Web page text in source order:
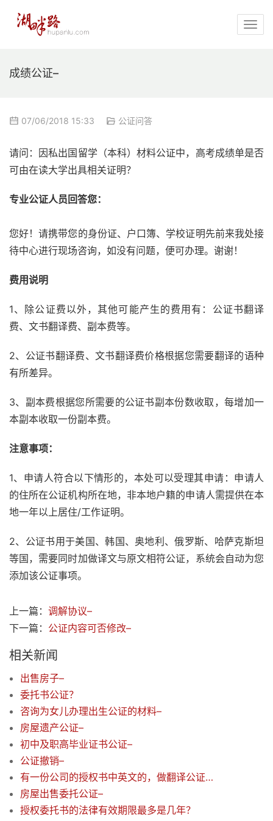
成绩公证–
07/06/2018 15:33 公证问答
请问：因私出国留学（本科）材料公证中，高考成绩单是否
可由在读大学出具相关证明？
专业公证人员回答您：
您好！请携带您的身份证、户口簿、学校证明先前来我处接
待中心进行现场咨询，如没有问题，便可办理。谢谢！
费用说明
1、除公证费以外，其他可能产生的费用有：公证书翻译
费、文书翻译费、副本费等。
2、公证书翻译费、文书翻译费价格根据您需要翻译的语种
有所差异。
3、副本费根据您所需要的公证书副本份数收取，每增加一
本副本收取一份副本费。
注意事项：
1、申请人符合以下情形的，本处可以受理其申请：申请人
的住所在公证机构所在地，非本地户籍的申请人需提供在本
地一年以上居住/工作证明。
2、公证书用于美国、韩国、奥地利、俄罗斯、哈萨克斯坦
等国，需要同时加做译文与原文相符公证，系统会自动为您
添加该公证事项。
上一篇： 调解协议–
下一篇： 公证内容可否修改–
相关新闻
出售房子–
委托书公证？
咨询为女儿办理出生公证的材料–
房屋遗产公证–
初中及职高毕业证书公证–
公证撤销–
有一份公司的授权书中英文的，做翻译公证需要准备什么资料
房屋出售委托公证–
授权委托书的法律有效期限最多是几年？